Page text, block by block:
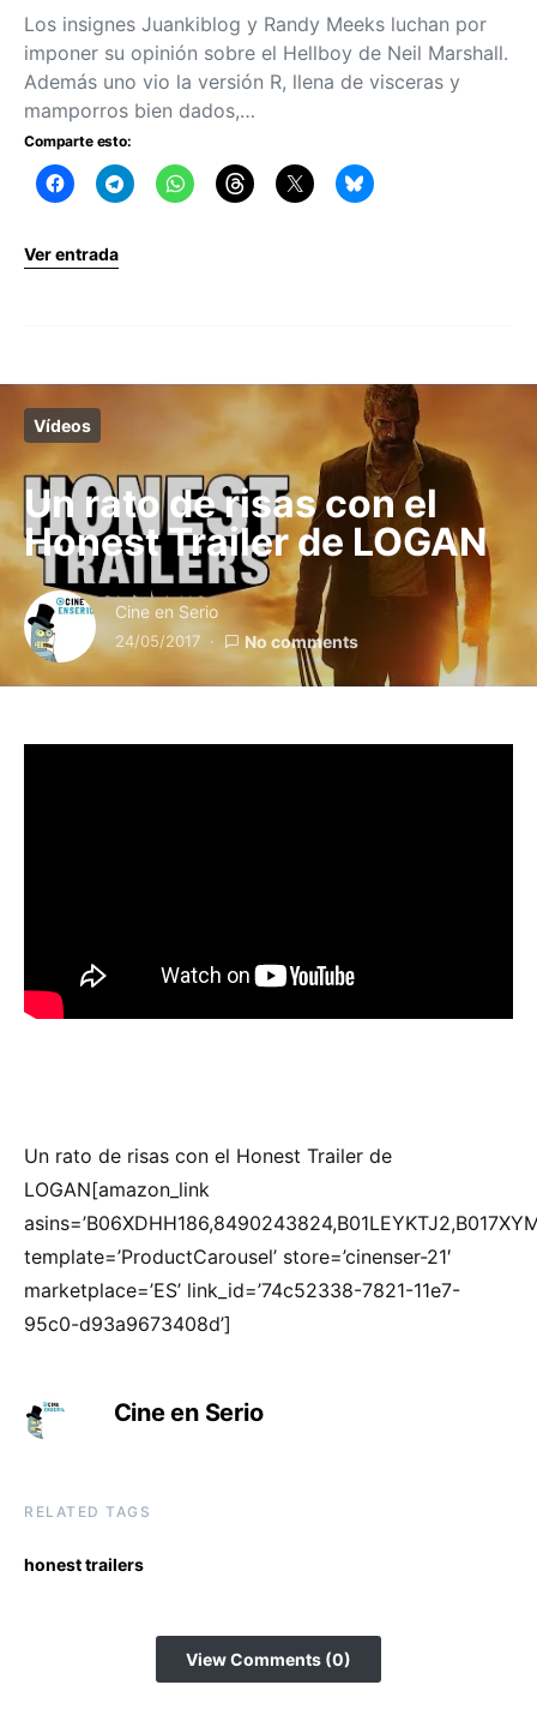
Los insignes Juankiblog y Randy Meeks luchan por
imponer su opinión sobre el Hellboy de Neil Marshall.
Además uno vio la versión R, llena de visceras y
mamporros bien dados,…
Comparte esto:
Ver entrada
Vídeos
Un rato de risas con el
Honest Trailer de LOGAN
Cine en Serio
24/05/2017 No comments
Un rato de risas con el Honest Trailer de
LOGAN[amazon_link
template=’ProductCarousel’ store=’cinenser-21′
marketplace=’ES’ link_id=’74c52338-7821-11e7-
95c0-d93a9673408d’]
Cine en Serio
RELATED TAGS
honest trailers
View Comments (0)